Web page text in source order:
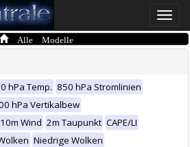
Toggle
Alle Modelle
hPa Temp. 850 hPa Stromlinien
hPa Vertikalbew
10m Wind 2m Taupunkt CAPE/LI
Niedrige Wolken